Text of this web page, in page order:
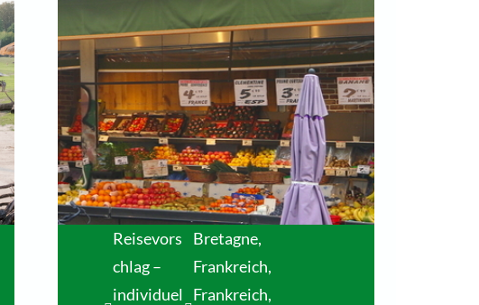
Reisevors
chlag –
individuel
Bretagne,
Frankreich,
Frankreich,